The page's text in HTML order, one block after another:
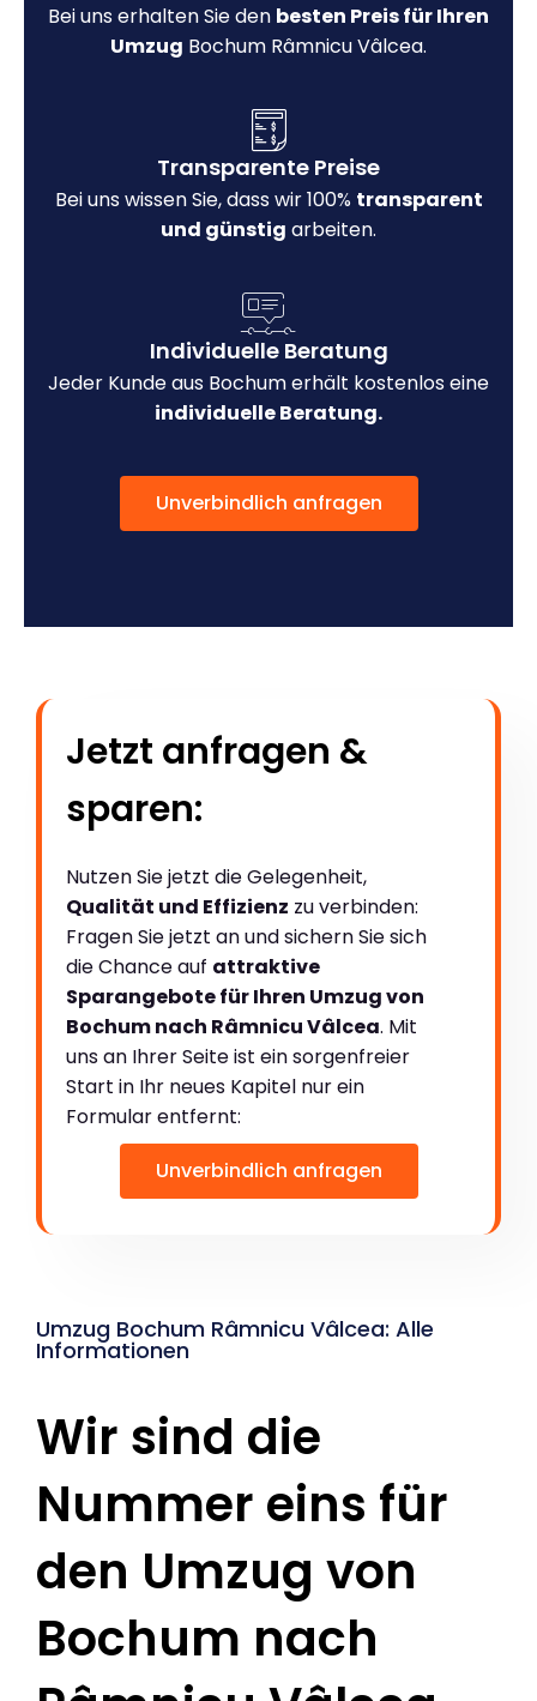
Bei uns erhalten Sie den besten Preis für Ihren
Umzug Bochum Râmnicu Vâlcea.
Transparente Preise
Bei uns wissen Sie, dass wir 100% transparent
und günstig arbeiten.
Individuelle Beratung
Jeder Kunde aus Bochum erhält kostenlos eine
individuelle Beratung.
Unverbindlich anfragen
Jetzt anfragen &
sparen:
Nutzen Sie jetzt die Gelegenheit,
Qualität und Effizienz zu verbinden:
Fragen Sie jetzt an und sichern Sie sich
die Chance auf attraktive
Sparangebote für Ihren Umzug von
Bochum nach Râmnicu Vâlcea. Mit
uns an Ihrer Seite ist ein sorgenfreier
Start in Ihr neues Kapitel nur ein
Formular entfernt:
Unverbindlich anfragen
Umzug Bochum Râmnicu Vâlcea: Alle
Informationen
Wir sind die
Nummer eins für
den Umzug von
Bochum nach